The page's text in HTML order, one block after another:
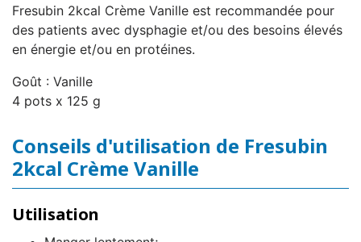
Fresubin 2kcal Crème Vanille est recommandée pour
des patients avec dysphagie et/ou des besoins élevés
en énergie et/ou en protéines.
Goût : Vanille
4 pots x 125 g
Conseils d'utilisation de Fresubin
2kcal Crème Vanille
Utilisation